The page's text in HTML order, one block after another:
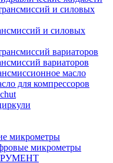
и силовых
вариаторов
масло
для компрессоров
микрометры
микрометры